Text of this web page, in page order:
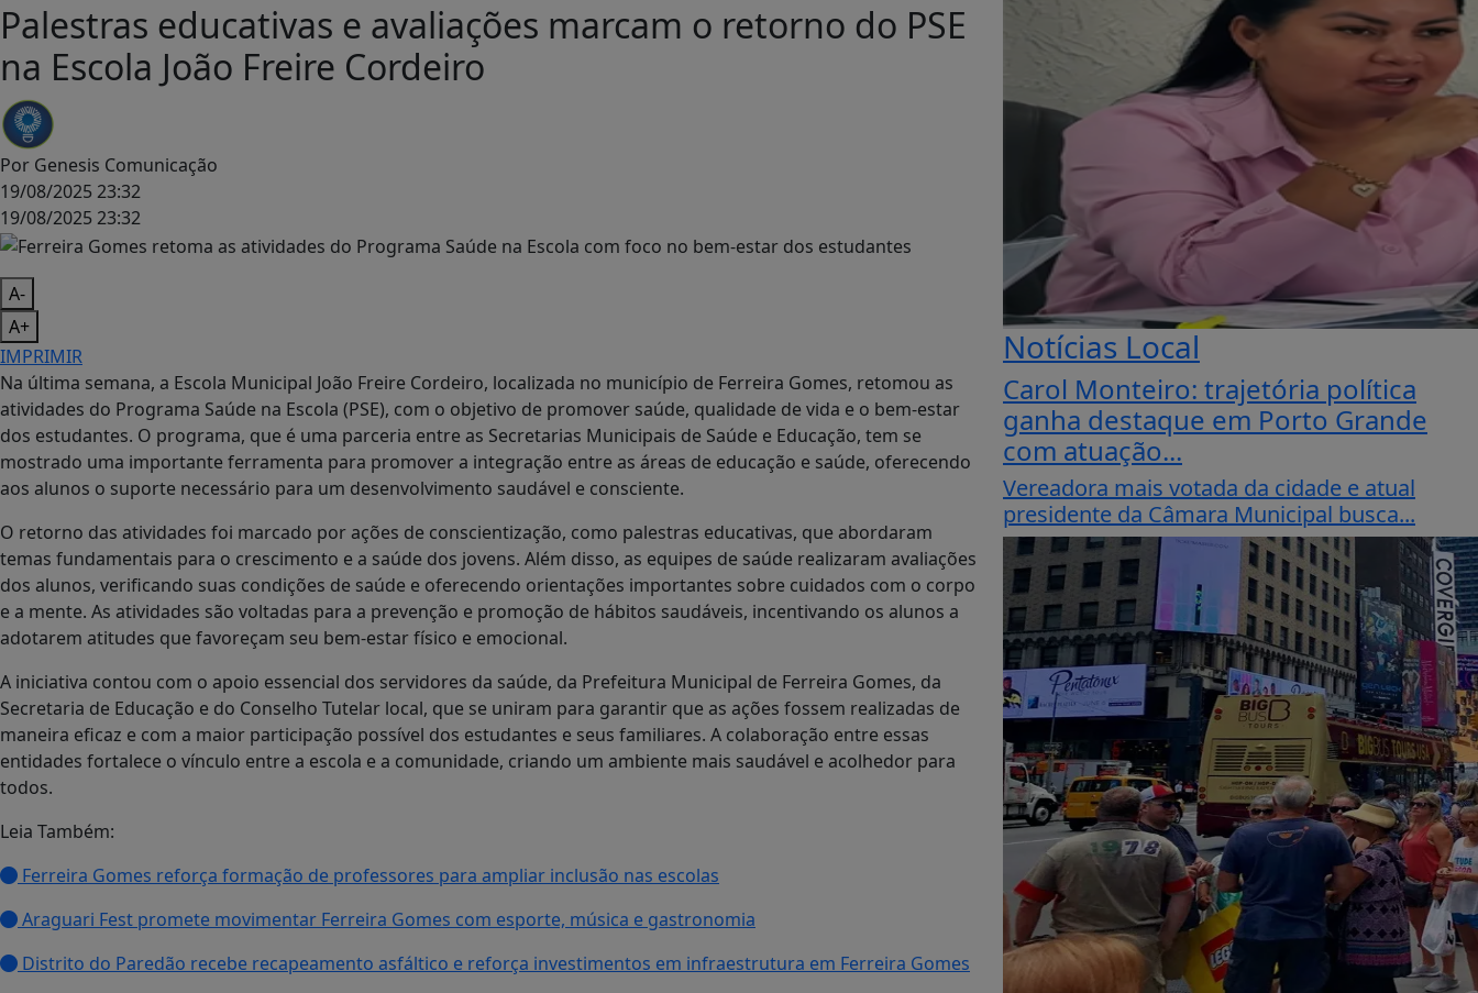
Palestras educativas e avaliações marcam o retorno do PSE
na Escola João Freire Cordeiro
Por Genesis Comunicação
19/08/2025 23:32
19/08/2025 23:32
A-
A+
IMPRIMIR
Na última semana, a Escola Municipal João Freire Cordeiro, localizada no município de Ferreira Gomes, retomou as
atividades do Programa Saúde na Escola (PSE), com o objetivo de promover saúde, qualidade de vida e o bem-estar
dos estudantes. O programa, que é uma parceria entre as Secretarias Municipais de Saúde e Educação, tem se
mostrado uma importante ferramenta para promover a integração entre as áreas de educação e saúde, oferecendo
aos alunos o suporte necessário para um desenvolvimento saudável e consciente.
O retorno das atividades foi marcado por ações de conscientização, como palestras educativas, que abordaram
temas fundamentais para o crescimento e a saúde dos jovens. Além disso, as equipes de saúde realizaram avaliações
dos alunos, verificando suas condições de saúde e oferecendo orientações importantes sobre cuidados com o corpo
e a mente. As atividades são voltadas para a prevenção e promoção de hábitos saudáveis, incentivando os alunos a
adotarem atitudes que favoreçam seu bem-estar físico e emocional.
A iniciativa contou com o apoio essencial dos servidores da saúde, da Prefeitura Municipal de Ferreira Gomes, da
Secretaria de Educação e do Conselho Tutelar local, que se uniram para garantir que as ações fossem realizadas de
maneira eficaz e com a maior participação possível dos estudantes e seus familiares. A colaboração entre essas
entidades fortalece o vínculo entre a escola e a comunidade, criando um ambiente mais saudável e acolhedor para
todos.
Leia Também:
Ferreira Gomes reforça formação de professores para ampliar inclusão nas escolas
Araguari Fest promete movimentar Ferreira Gomes com esporte, música e gastronomia
Distrito do Paredão recebe recapeamento asfáltico e reforça investimentos em infraestrutura em Ferreira Gomes
Notícias Local
Carol Monteiro: trajetória política
ganha destaque em Porto Grande
com atuação...
Vereadora mais votada da cidade e atual
presidente da Câmara Municipal busca...